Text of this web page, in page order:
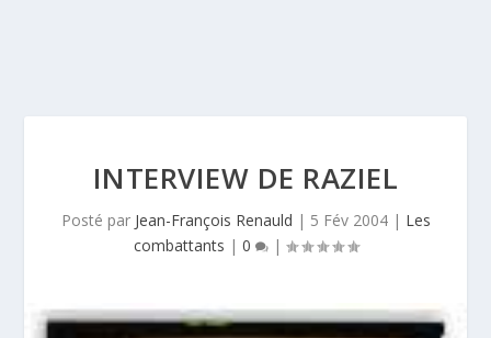
INTERVIEW DE RAZIEL
Posté par Jean-François Renauld | 5 Fév 2004| Les
combattants | 0 |